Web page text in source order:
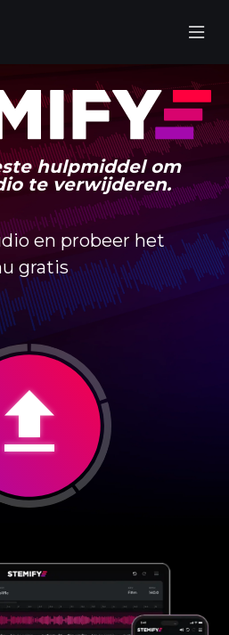
hulpmiddel om
te verwijderen.
en probeer het
gratis